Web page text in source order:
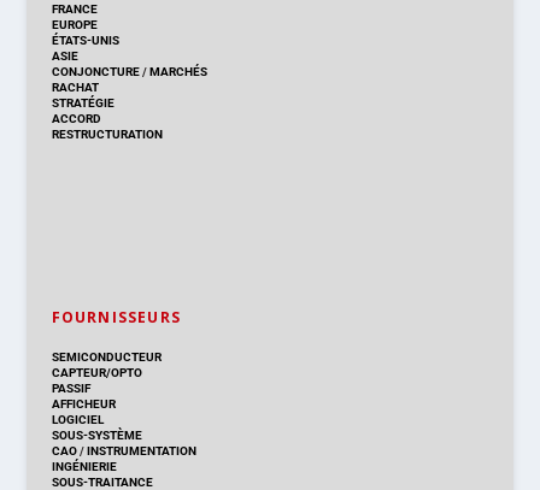
FRANCE
EUROPE
ÉTATS-UNIS
ASIE
CONJONCTURE/MARCHÉS
RACHAT
STRATÉGIE
ACCORD
RESTRUCTURATION
FOURNISSEURS
SEMICONDUCTEUR
CAPTEUR/OPTO
PASSIF
AFFICHEUR
LOGICIEL
SOUS-SYSTÈME
CAO/INSTRUMENTATION
INGÉNIERIE
SOUS-TRAITANCE